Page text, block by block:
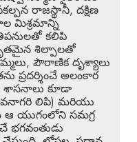
రాజస్థానీ, దక్షిణ
మిశ్రమాన్ని
కలిపి
శిల్పాలతో
పౌరాణిక దృశ్యాలు
ప్రదర్శించే అలంకార
కూడా
లిపి) మరియు
ఆ యుగంలోని సమగ్ర
భగవంతుడు